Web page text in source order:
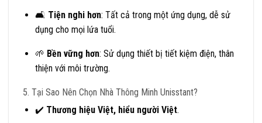
🛋️ Tiện nghi hơn: Tất cả trong một ứng dụng, dễ sử
dụng cho mọi lứa tuổi.
🌱 Bền vững hơn: Sử dụng thiết bị tiết kiệm điện, thân
thiện với môi trường.
5. Tại Sao Nên Chọn Nhà Thông Minh Unisstant?
✔️ Thương hiệu Việt, hiểu người Việt.